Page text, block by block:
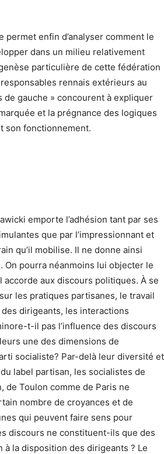
permet enfin d’analyser comment le
dans un milieu relativement
particulière de cette fédération
rennais extérieurs au
de gauche » concourent à expliquer
et la prégnance des logiques
son fonctionnement.
emporte l’adhésion tant par ses
que par l’impressionnant et
qu’il mobilise. Il ne donne ainsi
On pourra néanmoins lui objecter le
accorde aux discours politiques. À se
les pratiques partisanes, le travail
dirigeants, les interactions
t-il pas l’influence des discours
une des dimensions de
socialiste? Par-delà leur diversité et
label partisan, les socialistes de
de Toulon comme de Paris ne
nombre de croyances et de
qui peuvent faire sens pour
discours ne constituent-ils que des
la disposition des dirigeants ? Le